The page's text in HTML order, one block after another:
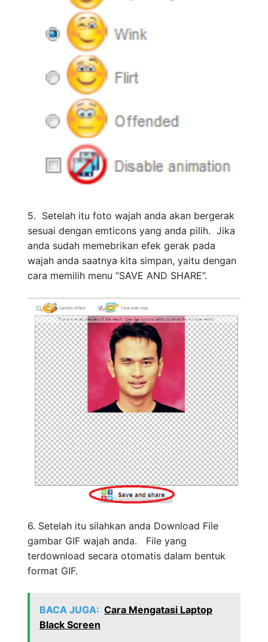
5. Setelah itu foto wajah anda akan bergerak
sesuai dengan emticons yang anda pilih. Jika
anda sudah memebrikan efek gerak pada
wajah anda saatnya kita simpan, yaitu dengan
cara memilih menu “SAVE AND SHARE”.
6. Setelah itu silahkan anda Download File
gambar GIF wajah anda. File yang
terdownload secara otomatis dalam bentuk
format GIF.
BACA JUGA: Cara Mengatasi Laptop
Black Screen